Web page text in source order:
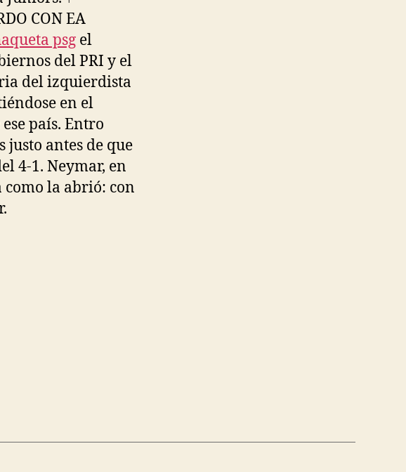
CON EA
psg el
del PRI y el
del izquierdista
en el
país. Entro
justo antes de que
4-1. Neymar, en
como la abrió: con